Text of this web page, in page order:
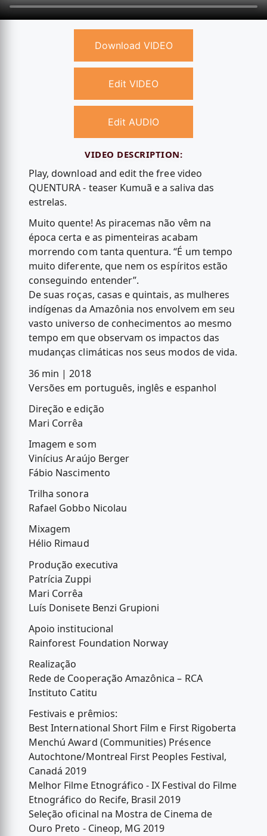
Download VIDEO
Edit VIDEO
Edit AUDIO
VIDEO DESCRIPTION:
Play, download and edit the free video
QUENTURA - teaser Kumuã e a saliva das
estrelas.
Muito quente! As piracemas não vêm na
época certa e as pimenteiras acabam
morrendo com tanta quentura. “É um tempo
muito diferente, que nem os espíritos estão
conseguindo entender”.
De suas roças, casas e quintais, as mulheres
indígenas da Amazônia nos envolvem em seu
vasto universo de conhecimentos ao mesmo
tempo em que observam os impactos das
mudanças climáticas nos seus modos de vida.
36 min | 2018
Versões em português, inglês e espanhol
Direção e edição
Mari Corrêa
Imagem e som
Vinícius Araújo Berger
Fábio Nascimento
Trilha sonora
Rafael Gobbo Nicolau
Mixagem
Hélio Rimaud
Produção executiva
Patrícia Zuppi
Mari Corrêa
Luís Donisete Benzi Grupioni
Apoio institucional
Rainforest Foundation Norway
Realização
Rede de Cooperação Amazônica – RCA
Instituto Catitu
Festivais e prêmios:
Best International Short Film e First Rigoberta
Menchú Award (Communities) Présence
Autochtone/Montreal First Peoples Festival,
Canadá 2019
Melhor Filme Etnográfico - IX Festival do Filme
Etnográfico do Recife, Brasil 2019
Seleção oficinal na Mostra de Cinema de
Ouro Preto - Cineop, MG 2019